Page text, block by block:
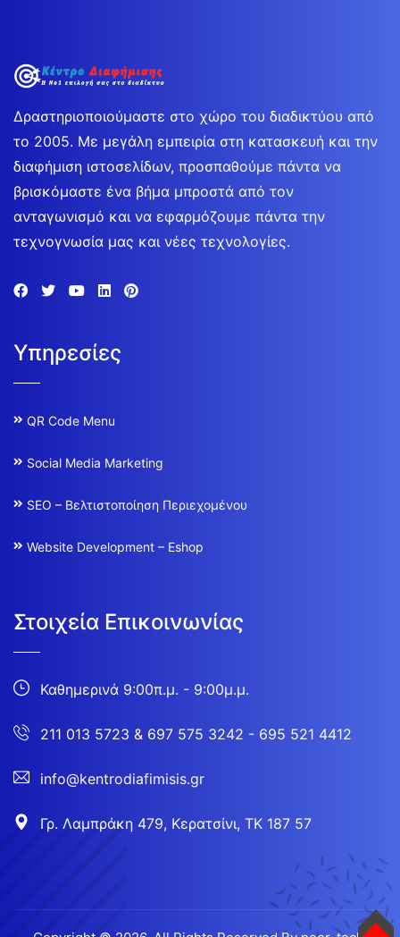
Δραστηριοποιούμαστε στο χώρο του διαδικτύου από
το 2005. Με μεγάλη εμπειρία στη κατασκευή και την
διαφήμιση ιστοσελίδων, προσπαθούμε πάντα να
βρισκόμαστε ένα βήμα μπροστά από τον
ανταγωνισμό και να εφαρμόζουμε πάντα την
τεχνογνωσία μας και νέες τεχνολογίες.
Υπηρεσίες
QR Code Menu
Social Media Marketing
SEO – Βελτιστοποίηση Περιεχομένου
Website Development – Eshop
Στοιχεία Επικοινωνίας
Καθημερινά 9:00π.μ. - 9:00μ.μ.
211 013 5723 & 697 575 3242 - 695 521 4412
info@kentrodiafimisis.gr
Γρ. Λαμπράκη 479, Κερατσίνι, ΤΚ 187 57